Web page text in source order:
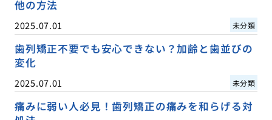
他の方法
2025.07.01 未分類
歯列矯正不要でも安心できない？加齢と歯並びの
変化
2025.07.01 未分類
痛みに弱い人必見！歯列矯正の痛みを和らげる対